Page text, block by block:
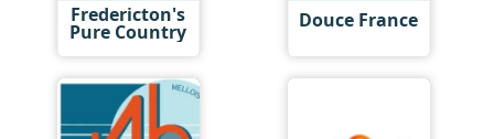
Fredericton's
Pure Country Douce France